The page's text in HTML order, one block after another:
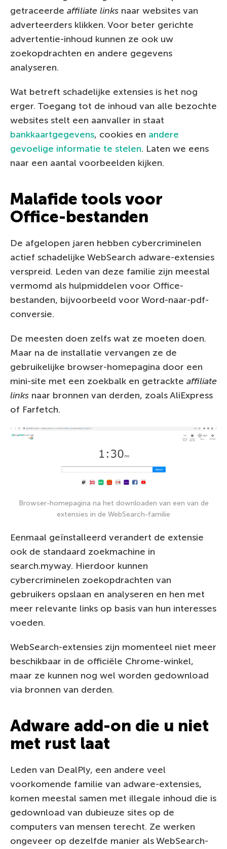
getraceerde affiliate links naar websites van
adverteerders klikken. Voor beter gerichte
advertentie-inhoud kunnen ze ook uw
zoekopdrachten en andere gegevens
analyseren.
Wat betreft schadelijke extensies is het nog
erger. Toegang tot de inhoud van alle bezochte
websites stelt een aanvaller in staat
bankkaartgegevens, cookies en andere
gevoelige informatie te stelen. Laten we eens
naar een aantal voorbeelden kijken.
Malafide tools voor
Office-bestanden
De afgelopen jaren hebben cybercriminelen
actief schadelijke WebSearch adware-extensies
verspreid. Leden van deze familie zijn meestal
vermomd als hulpmiddelen voor Office-
bestanden, bijvoorbeeld voor Word-naar-pdf-
conversie.
De meesten doen zelfs wat ze moeten doen.
Maar na de installatie vervangen ze de
gebruikelijke browser-homepagina door een
mini-site met een zoekbalk en getrackte affiliate
links naar bronnen van derden, zoals AliExpress
of Farfetch.
Browser-homepagina na het downloaden van een van de
extensies in de WebSearch-familie
Eenmaal geïnstalleerd verandert de extensie
ook de standaard zoekmachine in
search.myway. Hierdoor kunnen
cybercriminelen zoekopdrachten van
gebruikers opslaan en analyseren en hen met
meer relevante links op basis van hun interesses
voeden.
WebSearch-extensies zijn momenteel niet meer
beschikbaar in de officiële Chrome-winkel,
maar ze kunnen nog wel worden gedownload
via bronnen van derden.
Adware add-on die u niet
met rust laat
Leden van DealPly, een andere veel
voorkomende familie van adware-extensies,
komen meestal samen met illegale inhoud die is
gedownload van dubieuze sites op de
computers van mensen terecht. Ze werken
ongeveer op dezelfde manier als WebSearch-